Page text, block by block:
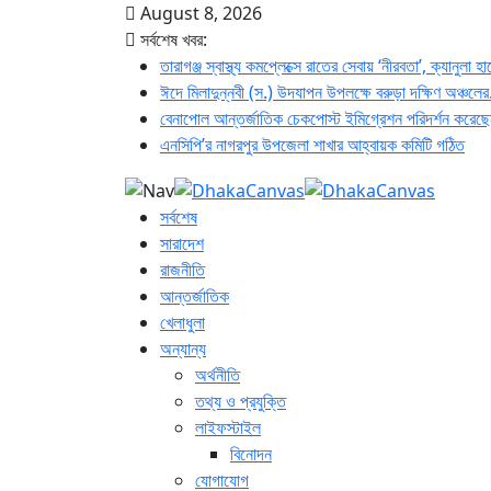
August 8, 2026
সর্বশেষ খবর:
তারাগঞ্জ স্বাস্থ্য কমপ্লেক্সে রাতের সেবায় ‘নীরবতা’, ক্যানুলা
ঈদে মিলাদুন্নবী (স.) উদযাপন উপলক্ষে বরুড়া দক্ষিণ
বেনাপোল আন্তর্জাতিক চেকপোস্ট ইমিগ্রেশন পরিদর্শন
এনসিপি’র নাগরপুর উপজেলা শাখার আহ্বায়ক কমিটি গঠিত
সর্বশেষ
সারাদেশ
রাজনীতি
আন্তর্জাতিক
খেলাধুলা
অন্যান্য
অর্থনীতি
তথ্য ও প্রযুক্তি
লাইফস্টাইল
বিনোদন
যোগাযোগ